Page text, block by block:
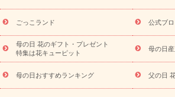
ら探す
お祝いの花特集 当日配達特急便
念日
結婚祝い 出産祝い 退院祝い・快
寿祝い
プチギフト ペットのお祝いフラ
供え・お悔やみ商品一覧
お供え・お悔や
ごっこランド 公式ブ
母の日 花のギフト・プレゼント
特集は花キューピット
母の日
母の日おすすめランキング 父の日